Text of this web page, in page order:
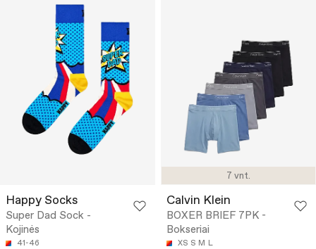
Happy Socks
Super Dad Sock -
Kojinės
41-46
7 vnt.
Calvin Klein
BOXER BRIEF 7PK -
Bokseriai
XS S M L